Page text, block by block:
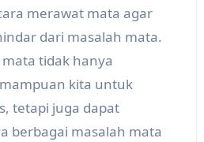
merawat mata agar
dari masalah mata.
tidak hanya
kita untuk
tetapi juga dapat
berbagai masalah mata